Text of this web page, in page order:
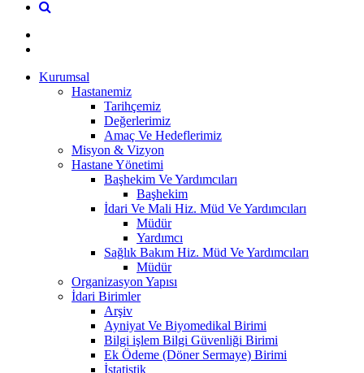
Kurumsal
Hastanemiz
Tarihçemiz
Değerlerimiz
Amaç Ve Hedeflerimiz
Misyon & Vizyon
Hastane Yönetimi
Başhekim Ve Yardımcıları
Başhekim
İdari Ve Mali Hiz. Müd Ve Yardımcıları
Müdür
Yardımcı
Sağlık Bakım Hiz. Müd Ve Yardımcıları
Müdür
Organizasyon Yapısı
İdari Birimler
Arşiv
Ayniyat Ve Biyomedikal Birimi
Bilgi işlem Bilgi Güvenliği Birimi
Ek Ödeme (Döner Sermaye) Birimi
İstatistik